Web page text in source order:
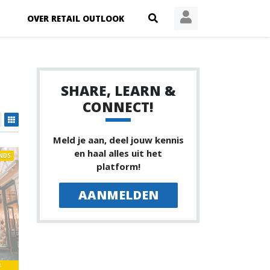
OVER RETAIL OUTLOOK
SHARE, LEARN &
CONNECT!
Meld je aan, deel jouw kennis
en haal alles uit het
platform!
AANMELDEN